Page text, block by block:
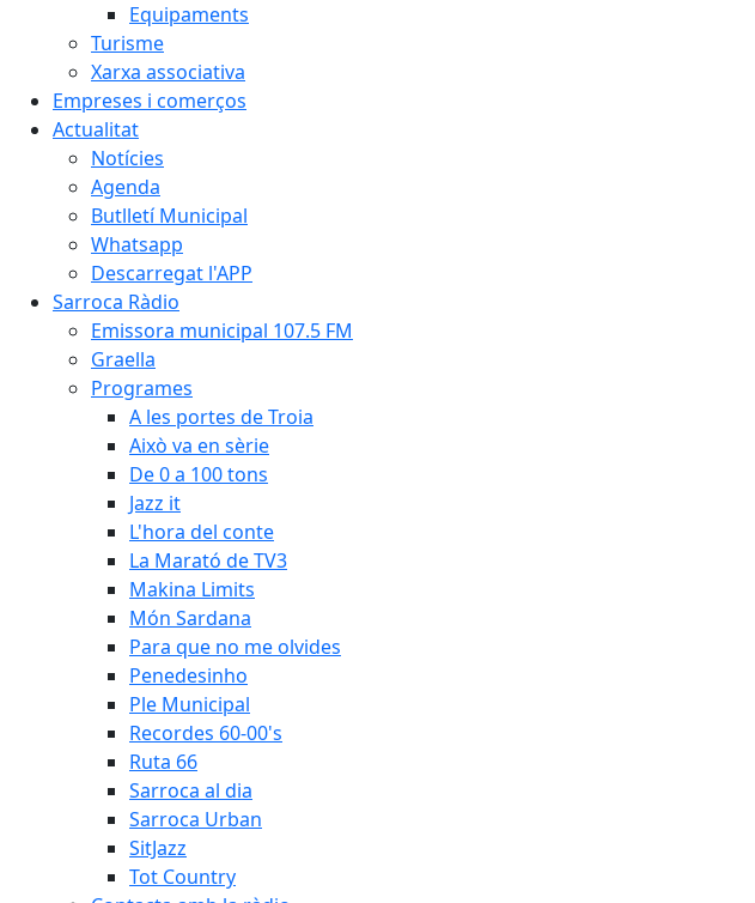
Equipaments
Turisme
Xarxa associativa
Empreses i comerços
Actualitat
Notícies
Agenda
Butlletí Municipal
Whatsapp
Descarregat l'APP
Sarroca Ràdio
Emissora municipal 107.5 FM
Graella
Programes
A les portes de Troia
Això va en sèrie
De 0 a 100 tons
Jazz it
L'hora del conte
La Marató de TV3
Makina Limits
Món Sardana
Para que no me olvides
Penedesinho
Ple Municipal
Recordes 60-00's
Ruta 66
Sarroca al dia
Sarroca Urban
SitJazz
Tot Country